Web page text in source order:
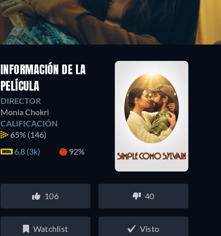
INFORMACIÓN DE LA
PELÍCULA
DIRECTOR
Monia Chokri
CALIFICACIÓN
65% (146)
6.8 (3k)
92%
106 40
Watchlist Visto